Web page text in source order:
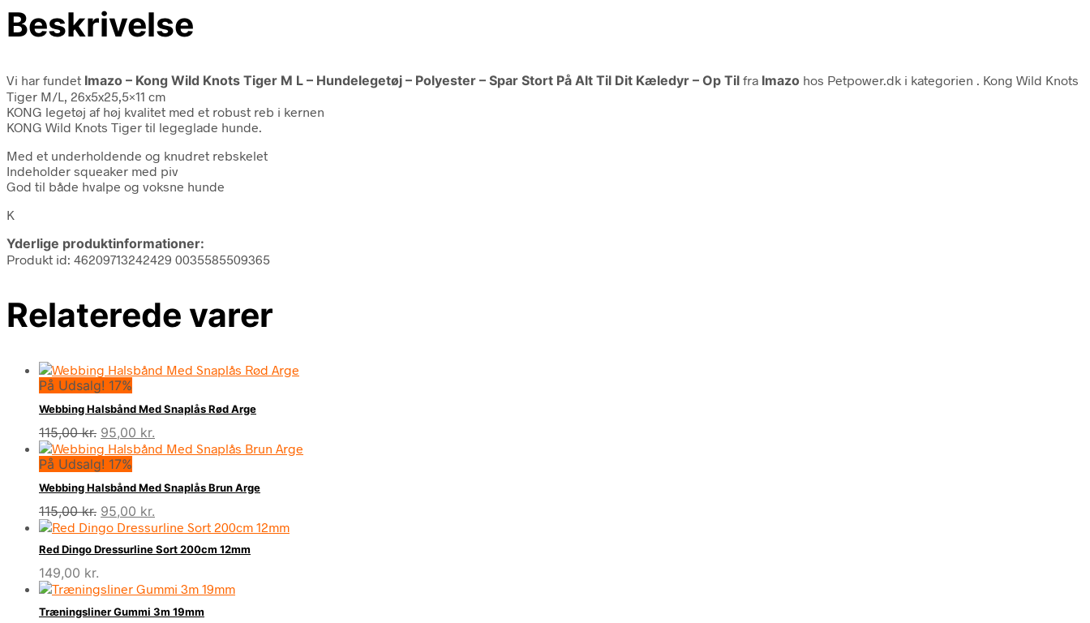
Beskrivelse
Vi har fundet Imazo – Kong Wild Knots Tiger M L – Hundelegetøj – Polyester – Spar Stort På Alt Til Dit Kæledyr – Op Til fra Imazo hos Petpower.dk i kategorien
. Kong Wild Knots
Tiger M/L, 26x5x25,5×11 cm
KONG legetøj af høj kvalitet med et robust reb i kernen
KONG Wild Knots Tiger til legeglade hunde.
Med et underholdende og knudret rebskelet
Indeholder squeaker med piv
God til både hvalpe og voksne hunde
K
Yderlige produktinformationer:
Produkt id: 46209713242429 0035585509365
Relaterede varer
På Udsalg! 17%
Webbing Halsbånd Med Snaplås Rød Arge
115,00kr. Den
oprindelige
pris
var:
115,00 kr..
95,00 kr.
aktuelle
er:
95,00 kr..
På Udsalg! 17%
Webbing Halsbånd Med Snaplås Brun Arge
115,00kr. Den
oprindelige
pris
var:
95,00 kr.
aktuelle
pris
er:
Red Dingo Dressurline Sort 200cm 12mm
149,00 kr.
Træningsliner Gummi 3m 19mm